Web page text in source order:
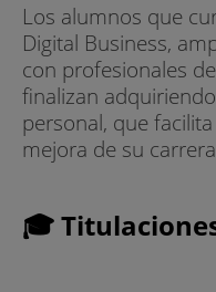
Los alumnos que
Digital Business,
con profesionales
finalizan
personal, que
mejora de su
🎓